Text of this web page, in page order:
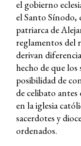
el gobierno
el Santo Sínodo,
patriarca de
reglamentos del
derivan
hecho de que
posibilidad de
de celibato
en la iglesia
sacerdotes y
ordenados.